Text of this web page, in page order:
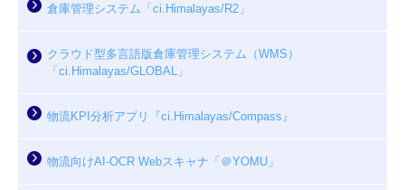
倉庫管理システム「ci.Himalayas/R2」
クラウド型多言語版倉庫管理システム（WMS）
「ci.Himalayas/GLOBAL」
物流KPI分析アプリ『ci.Himalayas/Compass』
物流向けAI-OCR Webスキャナ「＠YOMU」